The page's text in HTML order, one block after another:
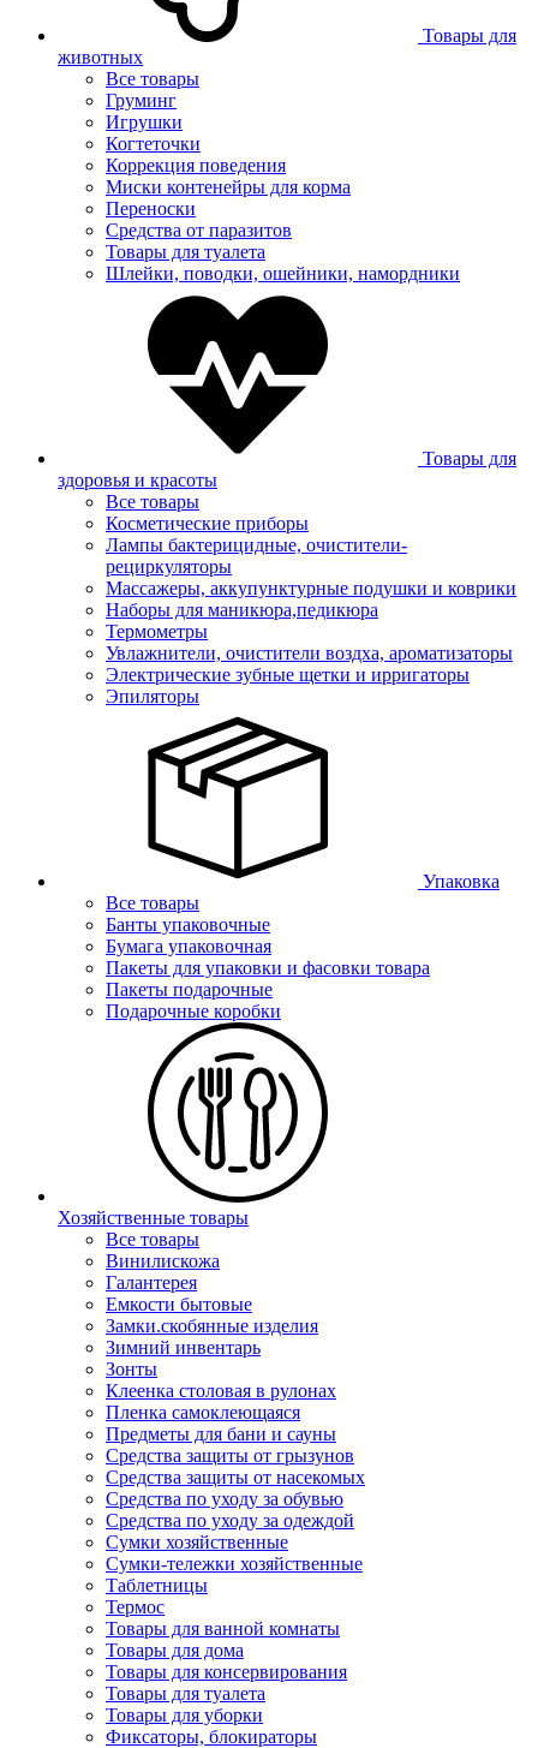
Товары для
животных
Все товары
Груминг
Игрушки
Когтеточки
Коррекция поведения
Миски контенейры для корма
Переноски
Средства от паразитов
Товары для туалета
Шлейки, поводки, ошейники, намордники
Товары для
здоровья и красоты
Все товары
Косметические приборы
Лампы бактерицидные, очистители-
рециркуляторы
Массажеры, аккупунктурные подушки и коврики
Наборы для маникюра,педикюра
Термометры
Увлажнители, очистители воздха, ароматизаторы
Электрические зубные щетки и ирригаторы
Эпиляторы
Упаковка
Все товары
Банты упаковочные
Бумага упаковочная
Пакеты для упаковки и фасовки товара
Пакеты подарочные
Подарочные коробки
Хозяйственные товары
Все товары
Винилискожа
Галантерея
Емкости бытовые
Замки.скобянные изделия
Зимний инвентарь
Зонты
Клеенка столовая в рулонах
Пленка самоклеющаяся
Предметы для бани и сауны
Средства защиты от грызунов
Средства защиты от насекомых
Средства по уходу за обувью
Средства по уходу за одеждой
Сумки хозяйственные
Сумки-тележки хозяйственные
Таблетницы
Термос
Товары для ванной комнаты
Товары для дома
Товары для консервирования
Товары для туалета
Товары для уборки
Фиксаторы, блокираторы